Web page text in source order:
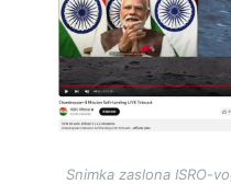
Snimka zaslona ISRO-